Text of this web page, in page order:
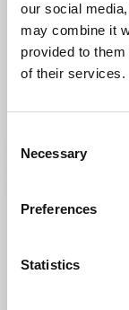
our social
may combine it
provided to
of their services.
Selection
Necessary
Preferences
Statistics
Naturgebiete
Österplana
Kinnekulle